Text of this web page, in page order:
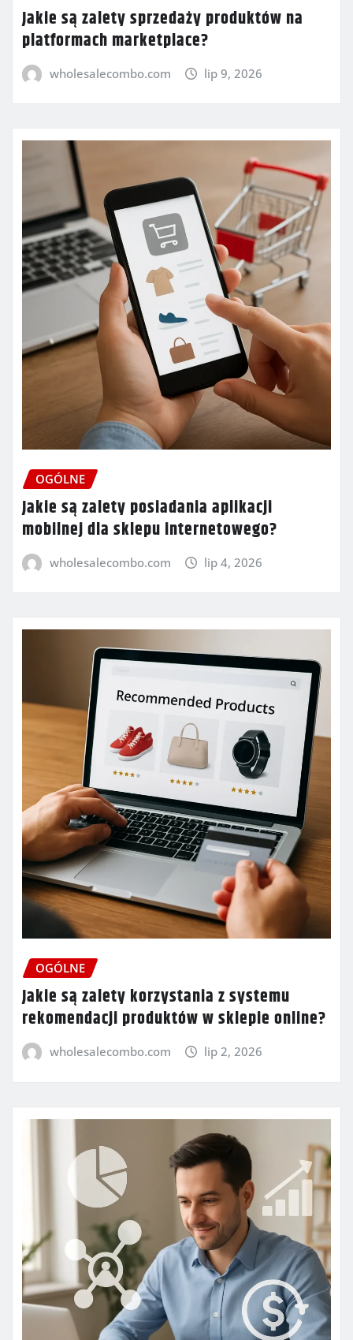
Jakie są zalety sprzedaży produktów na
platformach marketplace?
wholesalecombo.com lip 9, 2026
OGÓLNE
Jakie są zalety posiadania aplikacji
mobilnej dla sklepu internetowego?
wholesalecombo.com lip 4, 2026
OGÓLNE
Jakie są zalety korzystania z systemu
rekomendacji produktów w sklepie online?
wholesalecombo.com lip 2, 2026